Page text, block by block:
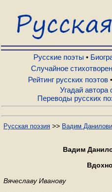
Русские поэты
Биографии
Стихи по темам
Случайное
Рейтинг русских
Русские поэты •
Случайное
Рейтинг русских поэтов•
Угадай автора
Переводы русских
Русская поэзия >> Вадим
Вадим
Вячеславу Иванову